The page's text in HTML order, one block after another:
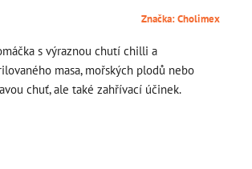
Značka:Cholimex
s výraznou chutí chilli a
masa, mořských plodů nebo
chuť, ale také zahřívací účinek.